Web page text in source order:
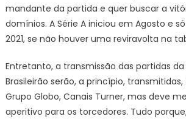
mandante da partida e quer buscar a
domínios. A Série A iniciou em Agosto e
2021, se não houver uma reviravolta na
Entretanto, a transmissão das partidas da
Brasileirão serão, a princípio,
Grupo Globo, Canais Turner, mas deve
aperitivo para os torcedores. Tudo